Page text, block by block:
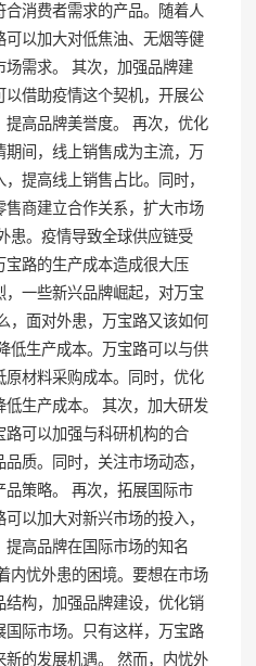
消费者需求的产品。随着人
以加大对低焦油、无烟等健
场需求。 其次，加强品牌建
借助疫情这个契机，开展公
高品牌美誉度。 再次，优化
间，线上销售成为主流，万
提高线上销售占比。同时，
商建立合作关系，扩大市场
患。疫情导致全球供应链受
宝路的生产成本造成很大压
一些新兴品牌崛起，对万宝
，面对外患，万宝路又该如何
低生产成本。万宝路可以与供
材料采购成本。同时，优化
生产成本。 其次，加大研发
可以加强与科研机构的合
质。同时，关注市场动态，
品策略。 再次，拓展国际市
以加大对新兴市场的投入，
高品牌在国际市场的知名
内忧外患的困境。要想在市场
构，加强品牌建设，优化销
际市场。只有这样，万宝路
的发展机遇。 然而，内忧外